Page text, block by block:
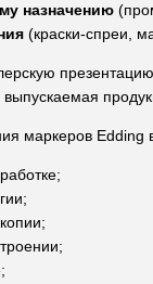
назначению
(краски-спреи,
выпускаемая
маркеров Edding